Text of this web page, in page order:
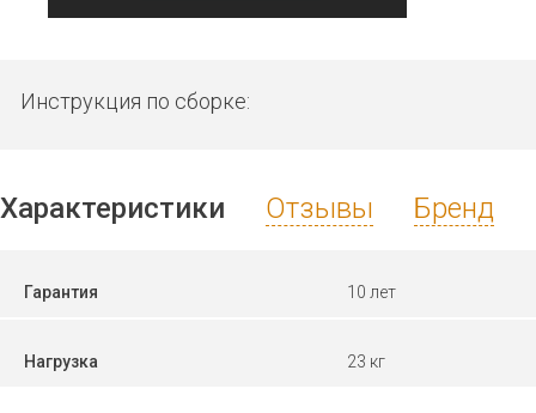
Инструкция по сборке:
Характеристики Отзывы Бренд
Гарантия 10 лет
Нагрузка 23 кг